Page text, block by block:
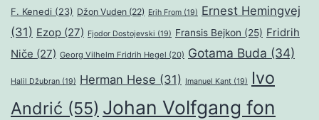
F. Kenedi (23) Džon Vuden (22) Erih From (19) Ernest Hemingvej
(31) Ezop (27) Fjodor Dostojevski (19) Fransis Bejkon (25) Fridrih
Niče (27) Georg Vilhelm Fridrih Hegel (20) Gotama Buda (34)
Halil Džubran (19) Herman Hese (31) Imanuel Kant (19)
Ivo
Andrić (55) Johan Volfgang fon